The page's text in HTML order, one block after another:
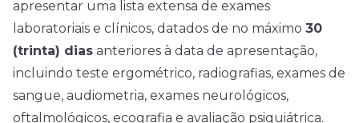
apresentar uma lista extensa de exames
laboratoriais e clínicos, datados de no máximo 30
(trinta) dias anteriores à data de apresentação,
incluindo teste ergométrico, radiografias, exames de
sangue, audiometria, exames neurológicos,
oftalmológicos, ecografia e avaliação psiquiátrica.